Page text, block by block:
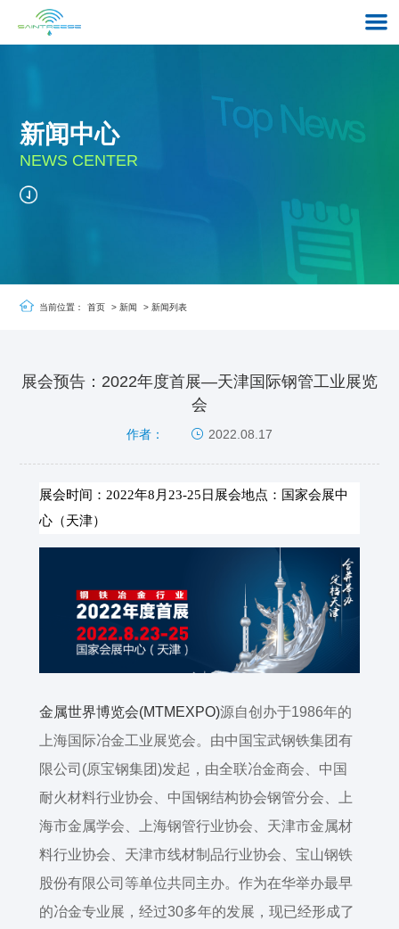
新闻中心
NEWS CENTER
当前位置： 首页 > 新闻 > 新闻列表
展会预告：2022年度首展—天津国际钢管工业展览
会
作者： 2022.08.17
展会时间：2022年8月23-25 日展会地点：国家会展中
心（天津）
金属世界博览会(MTMEXPO)源自创办于1986年的
上海国际冶金工业展览会。由中国宝武钢铁集团有
限公司 (原宝钢集团)发起，由全联冶金商会、中国
耐火材料行业协会、中国钢结构协会钢管分会、上
海市金属学会、上海钢管行业协会、天津市金属材
料行业协会、天津市线材制品行业协会、宝山钢铁
股份有限公司等单位共同主办。作为在华举办最早
的冶金专业展，经过30多年的发展，现已经形成了